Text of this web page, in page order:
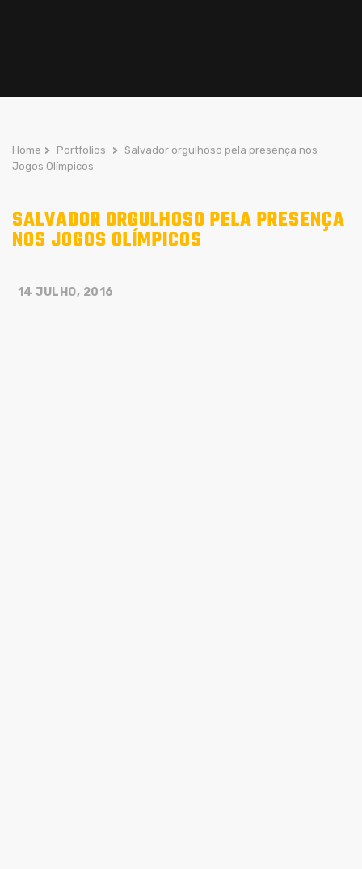
Home > Portfolios > Salvador orgulhoso pela presença nos
Jogos Olímpicos
SALVADOR ORGULHOSO PELA PRESENÇA
NOS JOGOS OLÍMPICOS
14 JULHO, 2016